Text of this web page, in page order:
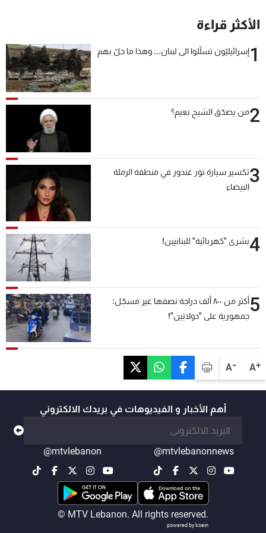
A+
A-
الأكثر قراءة
1إسرائيليّون تسلّلوا الى لبنان... وهذا ما حلّ بهم
2من يصدّق الشيخ نعيم؟
3تكسير سيارة نور غندور في منطقة الرملة
البيضاء
4بشرى "كهربائية" للبنانيين!
5
أكثر من ٨٠٠ ألف دراجة نصفها غير مسجّل:
جمهورية على "دولابَين"!
أهم الأخبار و الفيديوهات في بريدك الالكتروني
@mtvlebanonnews
@mtvlebanon
© MTV Lebanon. All rights reserved.
powered by koein
الترددات
شروط الإسـتخدام
سياسة الخصوصية